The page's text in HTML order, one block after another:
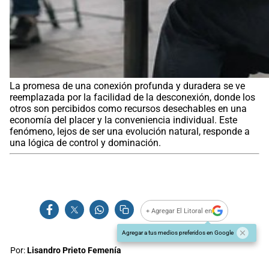
La promesa de una conexión profunda y duradera se ve
reemplazada por la facilidad de la desconexión, donde los
otros son percibidos como recursos desechables en una
economía del placer y la conveniencia individual. Este
fenómeno, lejos de ser una evolución natural, responde a
una lógica de control y dominación.
+ Agregar El Litoral en
Agregar a tus medios preferidos en Google
Por:Lisandro Prieto Femenía